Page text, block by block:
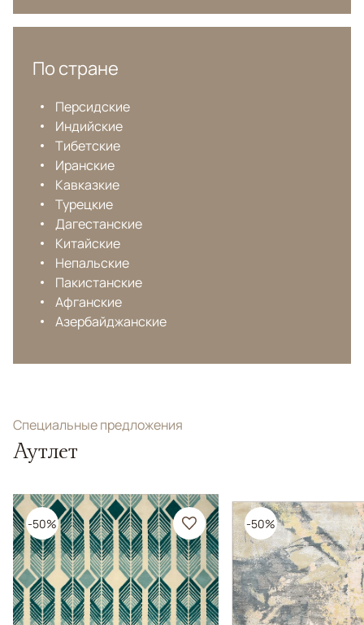
По стране
Персидские
Индийские
Тибетские
Иранские
Кавказкие
Турецкие
Дагестанские
Китайские
Непальские
Пакистанские
Афганские
Азербайджанские
Специальные предложения
Аутлет
-50% -50%